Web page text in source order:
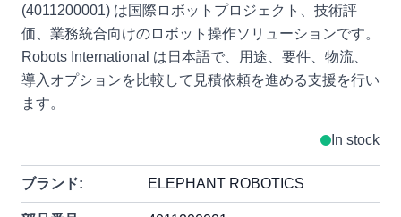
(4011200001) は国際ロボットプロジェクト、技術評
価、業務統合向けのロボット操作ソリューションです。
Robots International は日本語で、用途、要件、物流、
導入オプションを比較して見積依頼を進める支援を行い
ます。
In stock
ブランド: ELEPHANT ROBOTICS